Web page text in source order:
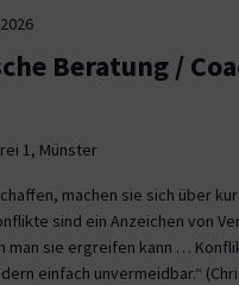
Beratung /
1, Münster
machen sie sich über
sind ein Anzeichen von
man sie ergreifen kann …
einfach unvermeidbar.“